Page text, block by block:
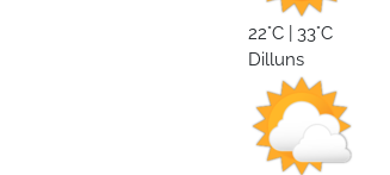
22°C | 33°C
Dilluns